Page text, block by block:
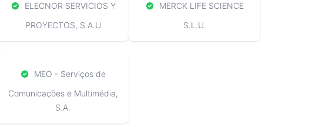
ELECNOR SERVICIOS Y
PROYECTOS, S.A.U
MERCK LIFE SCIENCE
S.L.U.
MEO - Serviços de
Comunicações e Multimédia,
S.A.